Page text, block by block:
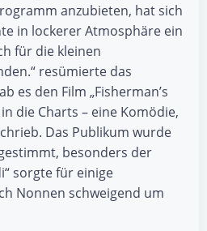
anzubieten, hat sich
in lockerer Atmosphäre ein
für die kleinen
resümierte das
es den Film „Fisherman’s
die Charts – eine Komödie,
Das Publikum wurde
besonders der
sorgte für einige
Nonnen schweigend um